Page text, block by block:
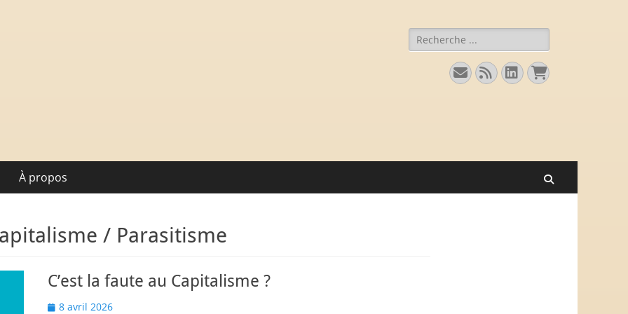
l'économie. Rechercher :
E-
mail
FluxLinkedin
Panier
À propos
/ Parasitisme
C’est la faute au Capitalisme ?
Posted
8 avril 2026